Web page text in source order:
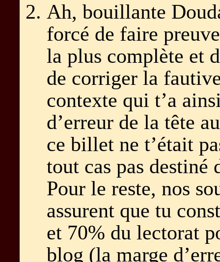
Ah, bouillante
forcé de faire
la plus complète et
de corriger la
contexte qui t’a
d’erreur de la tête
ce billet ne t’était
tout cas pas destiné
Pour le reste, nos
assurent que tu
et 70% du lectorat
blog (la marge